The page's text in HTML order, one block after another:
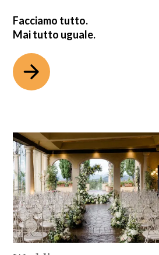
Facciamo tutto.
Mai tutto uguale.